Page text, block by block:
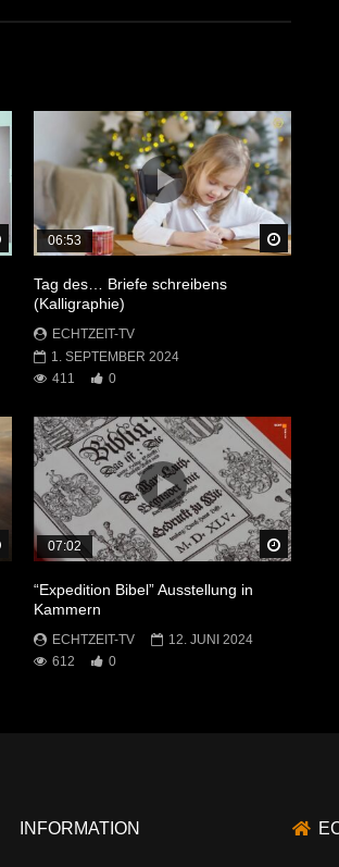
Später Ansehen Später
06:53
Tag des… Briefe schreibens
(Kalligraphie)
ECHTZEIT-TV
1. SEPTEMBER 2024
411
0
Später Ansehen Später
07:02
“Expedition Bibel” Ausstellung in
Kammern
ECHTZEIT-TV
12. JUNI 2024
612
0
INFORMATION